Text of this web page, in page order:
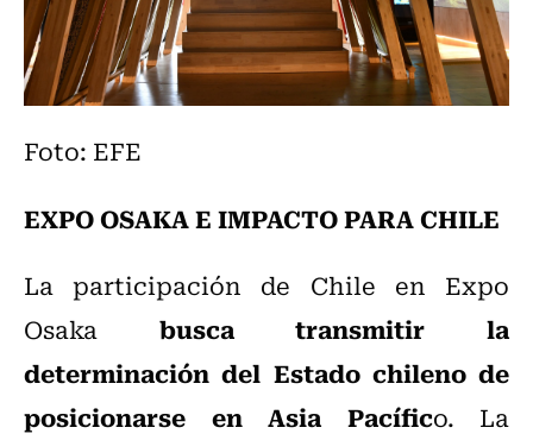
Foto: EFE
EXPO OSAKA E IMPACTO PARA CHILE
La participación de Chile en Expo
Osaka busca transmitir la
determinación del Estado chileno de
posicionarse en Asia Pacífico. La